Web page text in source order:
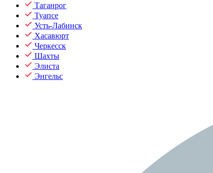
Таганрог
Туапсе
Усть-Лабинск
Хасавюрт
Черкесск
Шахты
Элиста
Энгельс